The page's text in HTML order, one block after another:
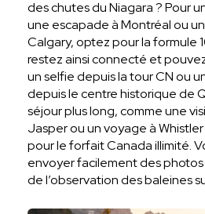
des chutes du Niagara ? Pour
une escapade à Montréal ou
Calgary, optez pour la formule
restez ainsi connecté et
un selfie depuis la tour CN ou
depuis le centre historique de
séjour plus long, comme une
Jasper ou un voyage à
pour le forfait Canada illimité.
envoyer facilement des
de l’observation des baleines